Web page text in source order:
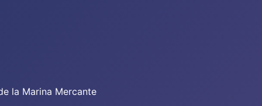
la Marina Mercante